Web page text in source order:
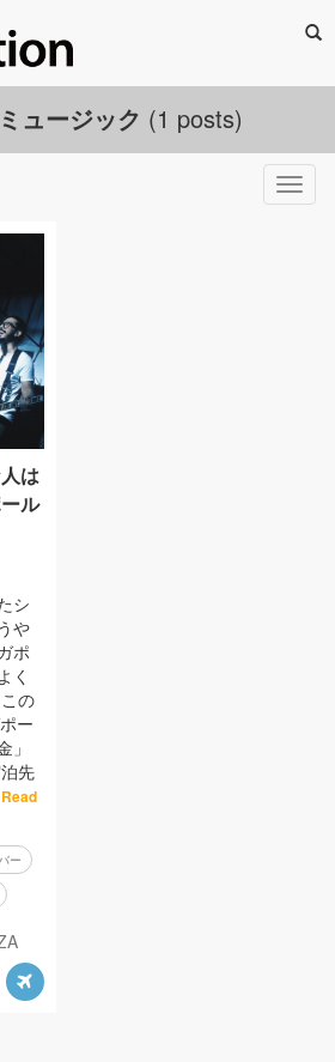
ュージック (1 posts)
は
ル
シ
や
ポ
く
の
ー
」
先
Read
バー